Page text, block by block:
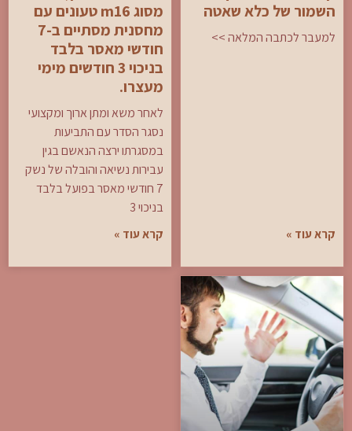
השמור של כלא שאטה
למעבר לכתבה המלאה >>
קרא עוד »
מסוג m16 טעונים עם
מחסנית מסתיים ב-7
חודשי מאסר בלבד
בניכוי 3 חודשים מימי
מעצרו.
לאחר משא ומתן ארוך ומקצועי
נסגר הסדר עם התביעות
במסגרתו ירצה הנאשם בגין
עבירות נשיאה והובלה של נשק
7 חודשי מאסר בפועל בלבד
בניכוי 3
קרא עוד »